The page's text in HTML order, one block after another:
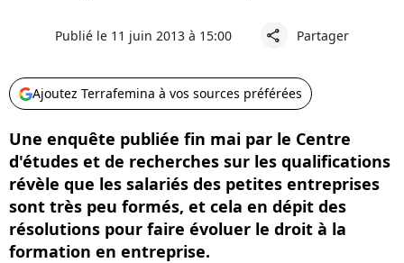
Publié le 11 juin 2013 à 15:00 share Partager
Ajoutez Terrafemina à vos sources préférées
Une enquête publiée fin mai par le Centre
d'études et de recherches sur les qualifications
révèle que les salariés des petites entreprises
sont très peu formés, et cela en dépit des
résolutions pour faire évoluer le droit à la
formation en entreprise.